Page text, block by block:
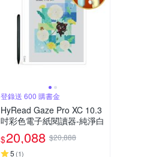
登錄送 600 購書金
HyRead Gaze Pro XC 10.3
吋彩色電子紙閱讀器-純淨白
$20,088 $20,888
5 (1)